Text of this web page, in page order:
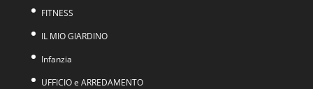
FITNESS
IL MIO GIARDINO
Infanzia
UFFICIO e ARREDAMENTO